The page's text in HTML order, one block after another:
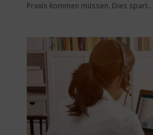
Praxis kommen müssen. Dies spart...